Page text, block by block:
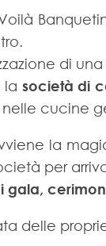
di
la società di
cucine
la
per
gala,
delle